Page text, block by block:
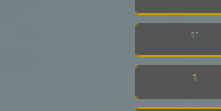
1"
1